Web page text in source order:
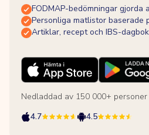
FODMAP-bedömningar gjorda
Personliga matlistor baserade
Artiklar, recept och IBS-dagbok
Nedladdad av 150 000+ personer
4.7
4.5